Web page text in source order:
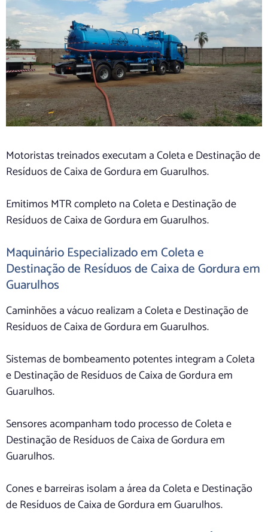
Motoristas treinados executam a Coleta e Destinação de
Resíduos de Caixa de Gordura em Guarulhos.
Emitimos MTR completo na Coleta e Destinação de
Resíduos de Caixa de Gordura em Guarulhos.
Maquinário Especializado em Coleta e
Destinação de Resíduos de Caixa de Gordura em
Guarulhos
Caminhões a vácuo realizam a Coleta e Destinação de
Resíduos de Caixa de Gordura em Guarulhos.
Sistemas de bombeamento potentes integram a Coleta
e Destinação de Resíduos de Caixa de Gordura em
Guarulhos.
Sensores acompanham todo processo de Coleta e
Destinação de Resíduos de Caixa de Gordura em
Guarulhos.
Cones e barreiras isolam a área da Coleta e Destinação
de Resíduos de Caixa de Gordura em Guarulhos.